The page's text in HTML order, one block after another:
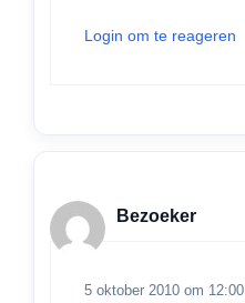
Login om te reageren
Bezoeker
5 oktober 2010 om 12:00